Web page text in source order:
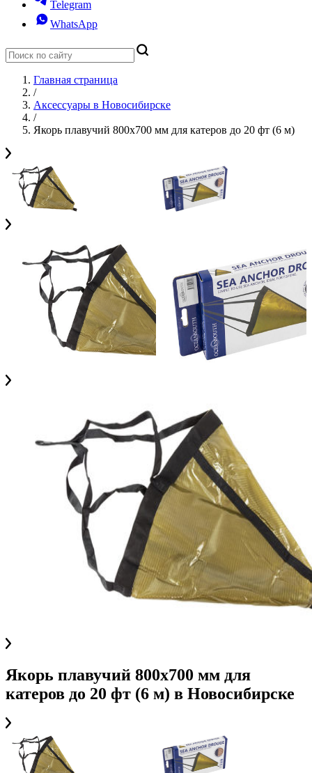
Telegram
WhatsApp
Главная страница
/
Аксессуары в Новосибирске
/
Якорь плавучий 800х700 мм для катеров до 20 фт (6 м)
Якорь плавучий 800х700 мм для
катеров до 20 фт (6 м) в Новосибирске